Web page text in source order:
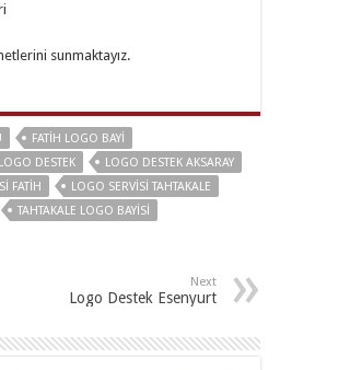
sunmaktayız.
FATIH LOGO BAYI
LOGO DESTEK
LOGO DESTEK AKSARAY
FATIH
LOGO SERVISI TAHTAKALE
TAHTAKALE LOGO BAYISI
Next
Logo Destek Esenyurt